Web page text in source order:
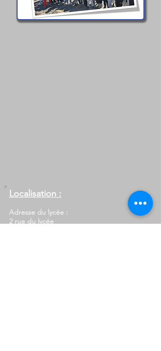
Localisation :
Adresse du lycée :
2 rue du lycée